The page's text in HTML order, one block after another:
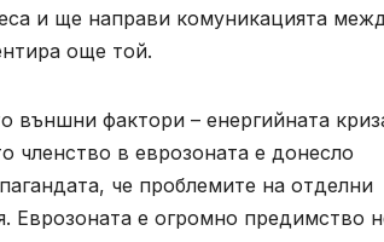
и ще направи комуникацията
още той.
външни фактори – енергийната
членство в еврозоната е донесло
че проблемите на отделни
Еврозоната е огромно предимство